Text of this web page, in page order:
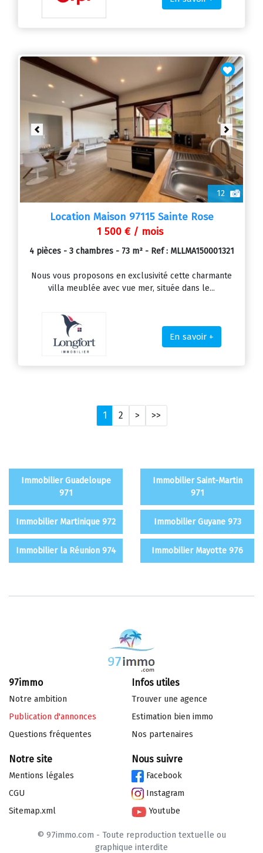
12
Previous Next
Location Maison 97115 Sainte Rose
1 500 € / mois
4 pièces - 3 chambres - 73 m² - Ref : MLLMA150001321
Nous vous proposons en exclusivité cette charmante
villa meublée avec vue mer, située dans le...
En savoir +
1 2 > >>
Immobilier Guadeloupe
971
Immobilier Saint-Martin
971
Immobilier Martinique 972 Immobilier Guyane 973
Immobilier la Réunion 974 Immobilier Mayotte 976
97immo
Notre ambition
Publication d'annonces
Questions fréquentes
Infos utiles
Trouver une agence
Estimation bien immo
Nos partenaires
Notre site
Mentions légales
CGU
Sitemap.xml
Nous suivre
Facebook
Instagram
Youtube
© 97immo.com - Toute reproduction textuelle ou
graphique interdite